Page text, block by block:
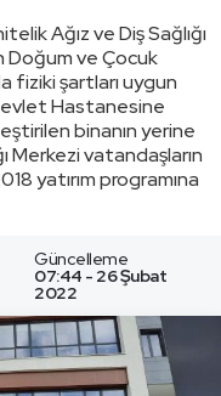
Ağız ve Diş Sağlığı
Doğum ve Çocuk
fiziki şartları uygun
Hastanesine
binanın yerine
Merkezi vatandaşların
yatırım programına
Güncelleme
07:44 - 26 Şubat
2022